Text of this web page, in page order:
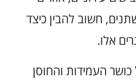
חשוב להבין כיצד
אלו.
העמידות והחוסן